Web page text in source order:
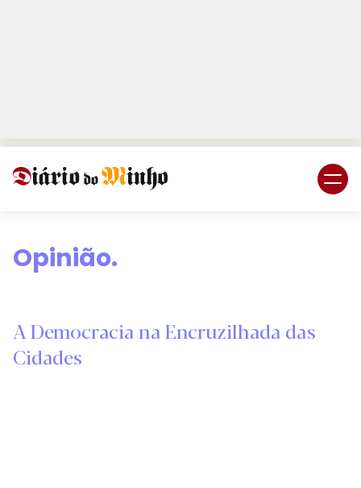
Opinião.
A Democracia na Encruzilhada das
Cidades